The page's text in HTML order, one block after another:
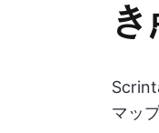
き
マッ